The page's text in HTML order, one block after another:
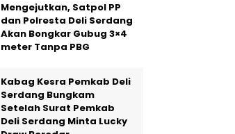
Mengejutkan, Satpol PP
dan Polresta Deli Serdang
Akan Bongkar Gubug 3×4
meter Tanpa PBG
Kabag Kesra Pemkab Deli
Serdang Bungkam
Setelah Surat Pemkab
Deli Serdang Minta Lucky